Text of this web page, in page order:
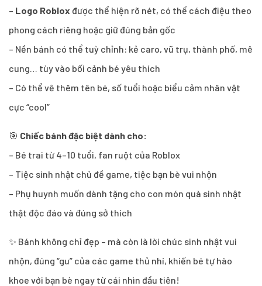
– Logo Roblox được thể hiện rõ nét, có thể cách điệu theo
phong cách riêng hoặc giữ đúng bản gốc
– Nền bánh có thể tuỳ chỉnh: kẻ caro, vũ trụ, thành phố, mê
cung… tùy vào bối cảnh bé yêu thích
– Có thể vẽ thêm tên bé, số tuổi hoặc biểu cảm nhân vật
cực “cool”
🎯 Chiếc bánh đặc biệt dành cho:
– Bé trai từ 4–10 tuổi, fan ruột của Roblox
– Tiệc sinh nhật chủ đề game, tiệc bạn bè vui nhộn
– Phụ huynh muốn dành tặng cho con món quà sinh nhật
thật độc đáo và đúng sở thích
✨ Bánh không chỉ đẹp – mà còn là lời chúc sinh nhật vui
nhộn, đúng “gu” của các game thủ nhí, khiến bé tự hào
khoe với bạn bè ngay từ cái nhìn đầu tiên!